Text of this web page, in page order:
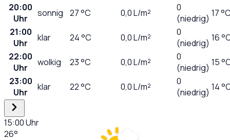
20:00
Uhr
sonnig 27°C 0,0L/m²
0
(niedrig) 17
21:00
Uhr
klar 24°C 0,0L/m²
0
(niedrig) 16
22:00
Uhr
wolkig 23°C 0,0L/m²
0
(niedrig) 15
23:00
Uhr
klar 22°C 0,0L/m²
0
(niedrig) 14
15:00Uhr
26°